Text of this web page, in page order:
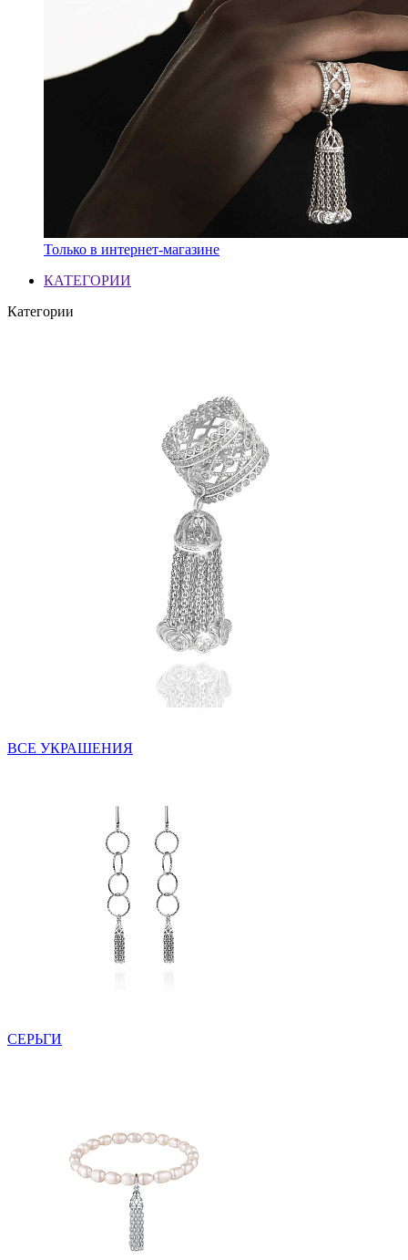
Только в интернет-магазине
КАТЕГОРИИ
Категории
ВСЕ УКРАШЕНИЯ
СЕРЬГИ